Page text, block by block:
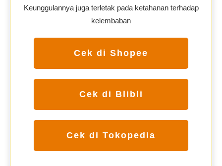
Keunggulannya juga terletak pada ketahanan terhadap
kelembaban
Cek di Shopee
Cek di Blibli
Cek di Tokopedia